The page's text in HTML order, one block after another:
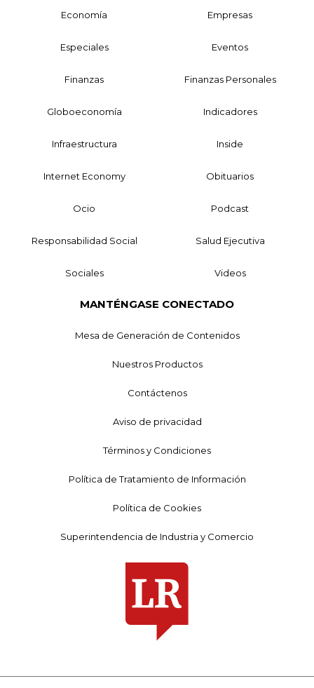
Economía Empresas
Especiales Eventos
Finanzas Finanzas Personales
Globoeconomía Indicadores
Infraestructura Inside
Internet Economy Obituarios
Ocio Podcast
Responsabilidad Social Salud Ejecutiva
Sociales Videos
MANTÉNGASE CONECTADO
Mesa de Generación de Contenidos
Nuestros Productos
Contáctenos
Aviso de privacidad
Términos y Condiciones
Política de Tratamiento de Información
Política de Cookies
Superintendencia de Industria y Comercio